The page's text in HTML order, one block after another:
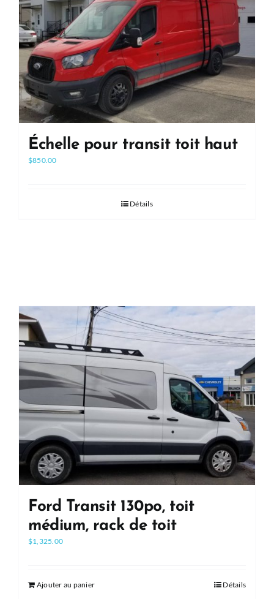
Échelle pour transit toit haut
$850.00
Détails
Ford Transit 130po, toit
médium, rack de toit
$1,325.00
Ajouter au panier Détails